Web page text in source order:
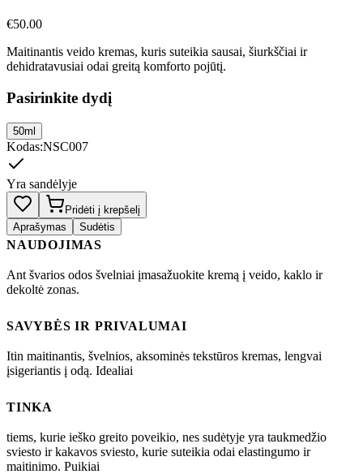
€50.00
Maitinantis veido kremas, kuris suteikia sausai, šiurkščiai ir
dehidratavusiai odai greitą komforto pojūtį.
Pasirinkite dydį
50ml
Kodas:NSC007
Yra sandėlyje
Pridėti į krepšelį
Aprašymas
Sudėtis
NAUDOJIMAS
Ant švarios odos švelniai įmasažuokite kremą į veido, kaklo ir
dekoltė zonas.
SAVYBĖS IR PRIVALUMAI
Itin maitinantis, švelnios, aksominės tekstūros kremas, lengvai
įsigeriantis į odą. Idealiai
TINKA
tiems, kurie ieško greito poveikio, nes sudėtyje yra taukmedžio
sviesto ir kakavos sviesto, kurie suteikia odai elastingumo ir
maitinimo. Puikiai